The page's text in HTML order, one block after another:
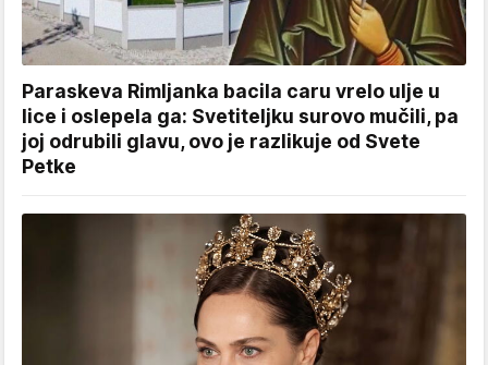
Paraskeva Rimljanka bacila caru vrelo ulje u
lice i oslepela ga: Svetiteljku surovo mučili, pa
joj odrubili glavu, ovo je razlikuje od Svete
Petke